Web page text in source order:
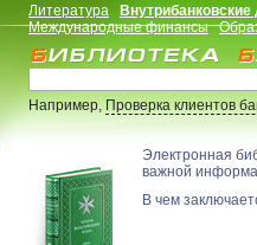
Литература
Международные финансы
Например,Проверка клиентов
Электронная
важной
В чем